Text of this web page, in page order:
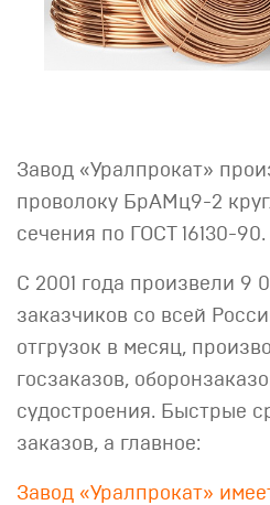
Завод «Уралпрокат»
проволоку БрАМц9-2
сечения по ГОСТ 16130-90.
С 2001 года произвели 9
заказчиков со всей
отгрузок в месяц,
госзаказов,
судостроения. Быстрые
заказов, а главное:
Завод «Уралпрокат»